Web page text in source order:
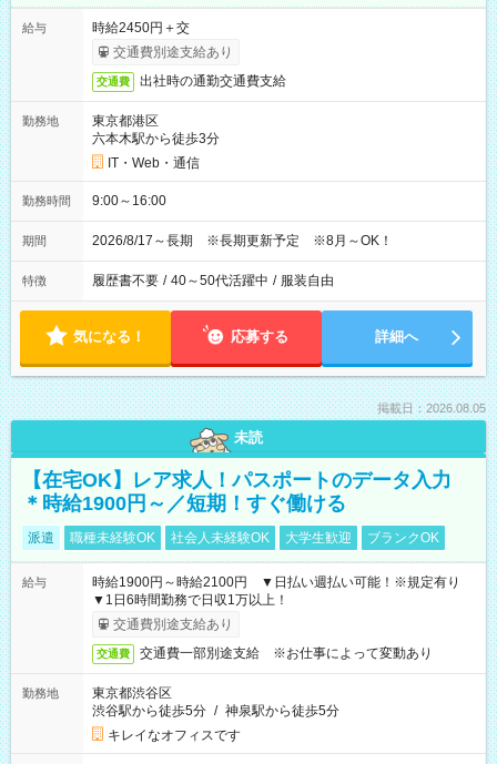
給与
時給2450円＋交
交通費別途支給あり
交通費 出社時の通勤交通費支給
勤務地
東京都港区
六本木駅から徒歩3分
IT・Web・通信
勤務時間 9:00～16:00
期間 2026/8/17～長期 ※長期更新予定 ※8月～OK！
特徴 履歴書不要 / 40～50代活躍中 / 服装自由
気になる！ 応募する 詳細へ
掲載日：2026.08.05
未読
【在宅OK】レア求人！パスポートのデータ入力
＊時給1900円～／短期！すぐ働ける
派遣 職種未経験OK 社会人未経験OK 大学生歓迎 ブランクOK
給与
時給1900円～時給2100円 ▼日払い週払い可能！※規定有り
▼1日6時間勤務で日収1万以上！
交通費別途支給あり
交通費 交通費一部別途支給 ※お仕事によって変動あり
勤務地
東京都渋谷区
渋谷駅から徒歩5分 / 神泉駅から徒歩5分
キレイなオフィスです